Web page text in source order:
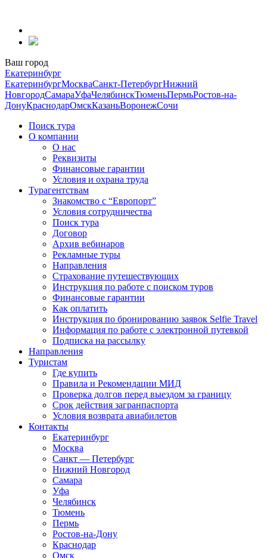
содержанию
Ваш город
Екатеринбург
ЕкатеринбургМоскваСанкт-ПетербургНижний
НовгородСамараУфаЧелябинскТюменьПермьРостов-на-
ДонуКраснодарОмскКазаньВоронежСочи
Поиск тура
О компании
О нас
Реквизиты
Финансовые гарантии
Условия и охрана труда
Турагентствам
Знакомство с “Европорт”
Условия сотрудничества
Поиск тура
Договор
Архив вебинаров
Рекламные туры
Направления
Страхование путешествующих
Инструкция по работе с поиском туров
Финансовые гарантии
Как оплатить
Инструкция по бронированию заявок Selfie Travel
Информация по работе с электронной путевкой
Подписка на рассылку
Направления
Туристам
Где купить
Правила и Рекомендации МИД
Проверка долгов перед выездом за границу
Срок действия загранпаспорта
Условия возврата авиабилетов
Контакты
Екатеринбург
Москва
Санкт — Петербург
Нижний Новгород
Самара
Уфа
Челябинск
Тюмень
Пермь
Ростов-на-Дону
Краснодар
Омск